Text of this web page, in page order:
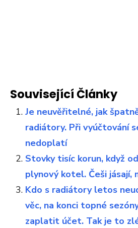
Související Články
Je neuvěřitelné, jak
radiátory. Při vyúčtování
nedoplatí
Stovky tisíc korun, když
plynový kotel. Češi jásají,
Kdo s radiátory letos
věc, na konci topné
zaplatit účet. Tak je to